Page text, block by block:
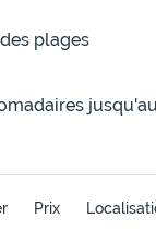
plages
Prix